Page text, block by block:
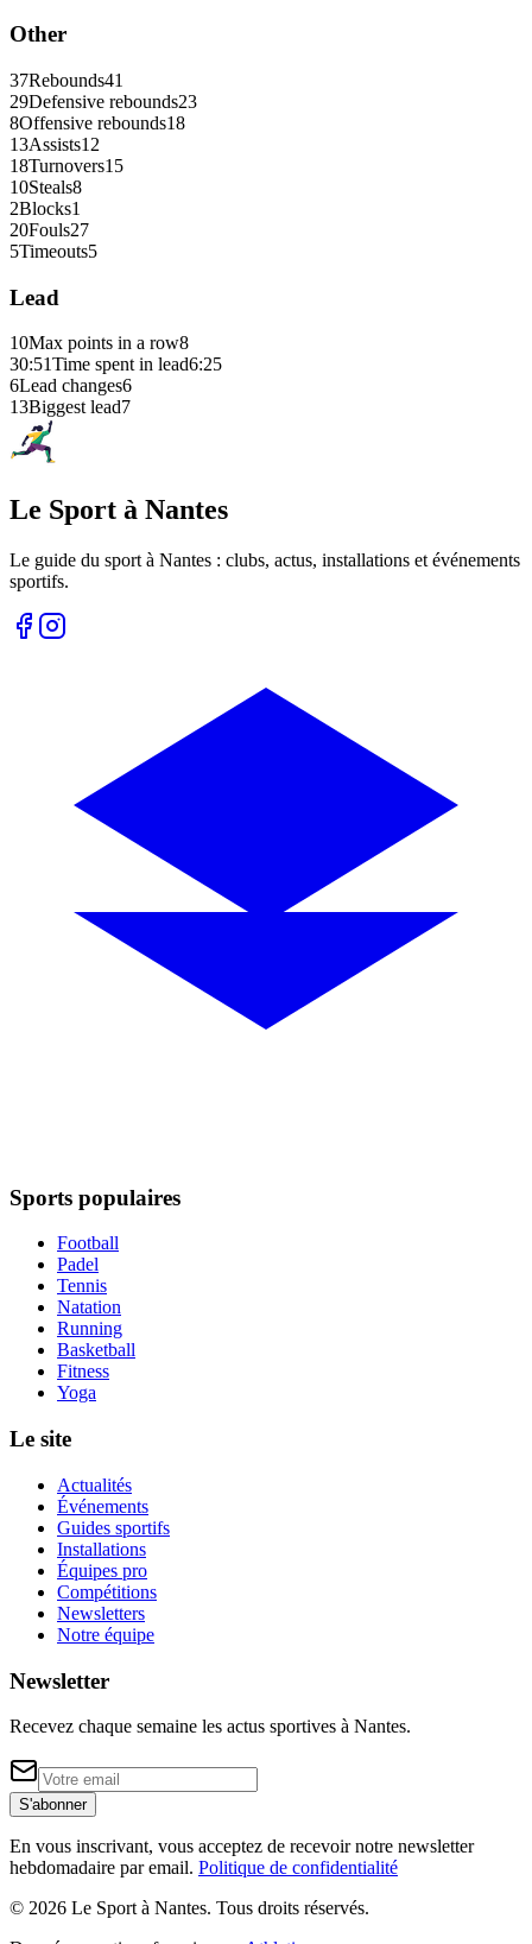
Other
37Rebounds41
29Defensive rebounds23
8Offensive rebounds18
13Assists12
18Turnovers15
10Steals8
2Blocks1
20Fouls27
5Timeouts5
Lead
10Max points in a row8
30:51Time spent in lead6:25
6Lead changes6
13Biggest lead7
Le Sport à Nantes
Le guide du sport à Nantes : clubs, actus, installations et événements
sportifs.
Sports populaires
Football
Padel
Tennis
Natation
Running
Basketball
Fitness
Yoga
Le site
Actualités
Événements
Guides sportifs
Installations
Équipes pro
Compétitions
Newsletters
Notre équipe
Newsletter
Recevez chaque semaine les actus sportives à Nantes.
S'abonner
En vous inscrivant, vous acceptez de recevoir notre newsletter
hebdomadaire par email. Politique de confidentialité
© 2026 Le Sport à Nantes. Tous droits réservés.